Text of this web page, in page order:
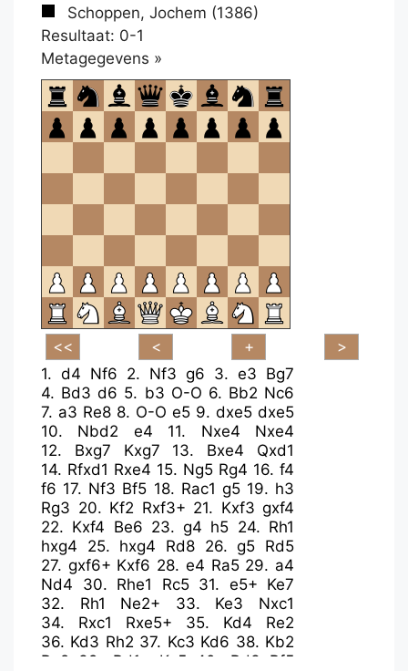
Schoppen, Jochem (1386)
Resultaat: 0-1
Metagegevens »
om
te
openen.
1. d4 Nf6 2. Nf3 g6 3. e3 Bg7
4. Bd3 d6 5. b3 O-O 6. Bb2 Nc6
7. a3 Re8 8. O-O e5 9. dxe5 dxe5
10. Nbd2 e4 11. Nxe4
Nxe4
12. Bxg7 Kxg7 13. Bxe4
Qxd1
14. Rfxd1 Rxe4 15. Ng5 Rg4 16. f4
f6 17. Nf3 Bf5 18. Rac1 g5 19. h3
Rg3 20. Kf2 Rxf3+ 21. Kxf3 gxf4
22. Kxf4 Be6 23.g4 h5 24. Rh1
hxg4
25. hxg4 Rd8 26.g5 Rd5
27. gxf6+ Kxf6 28. e4 Ra5 29. a4
Nd4
30. Rhe1 Rc5 31. e5+ Ke7
32. Rh1 Ne2+ 33. Ke3
Nxc1
34. Rxc1 Rxe5+ 35. Kd4
Re2
36. Kd3 Rh2 37. Kc3 Kd6 38. Kb2
Re2
39. Rd1+ Ke5 40. Rd3
Bf5